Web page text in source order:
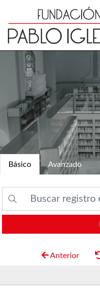
Básico Avanzado
Anterior